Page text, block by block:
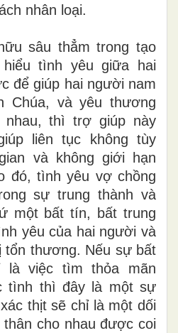
nhân loại.
sâu thẳm trong tạo
hiểu tình yêu giữa hai
để giúp hai người nam
Chúa, và yêu thương
nhau, thì trợ giúp này
liên tục không tùy
và không giới hạn
đó, tình yêu vợ chồng
sự trung thành và
một bất tín, bất trung
yêu của hai người và
tổn thương. Nếu sự bất
làviệc tìmthỏa mãn
tình thì đây là một sự
xác thịt sẽ chỉ là một dối
cho nhau được coi